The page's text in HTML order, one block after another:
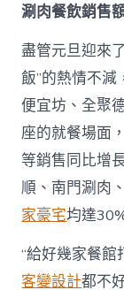
涮肉餐飲銷售
盡管元旦迎來
飯”的熱情不
便宜坊、全聚
座的就餐場面
等銷售同比增
順、南門涮肉
家豪宅均達
“給好幾家餐
客變設計都不